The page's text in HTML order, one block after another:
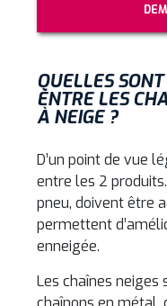
QUELLES
ENTRE LES
À NEIGE ?
D’un point de vue
entre les 2
pneu, doivent être
permettent
enneigée.
Les chaînes neiges